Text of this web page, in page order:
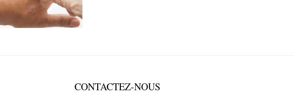
CONTACTEZ-NOUS